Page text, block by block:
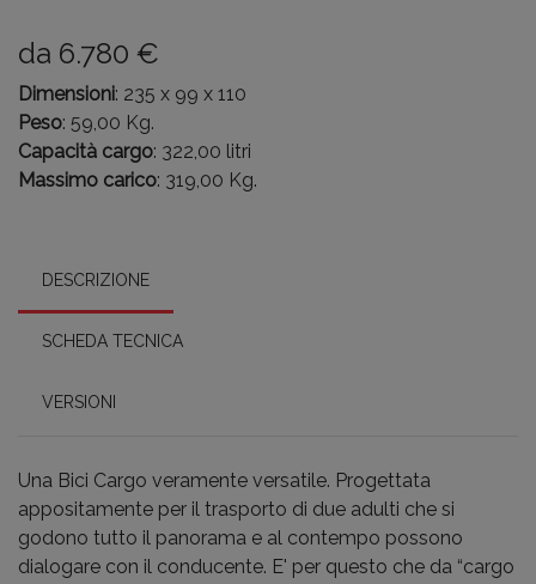
da 6.780 €
Dimensioni: 235 x 99 x 110
Peso: 59,00 Kg.
Capacità cargo: 322,00 litri
Massimo carico: 319,00 Kg.
DESCRIZIONE
SCHEDA TECNICA
VERSIONI
Una Bici Cargo veramente versatile. Progettata
appositamente per il trasporto di due adulti che si
godono tutto il panorama e al contempo possono
dialogare con il conducente. E' per questo che da “cargo